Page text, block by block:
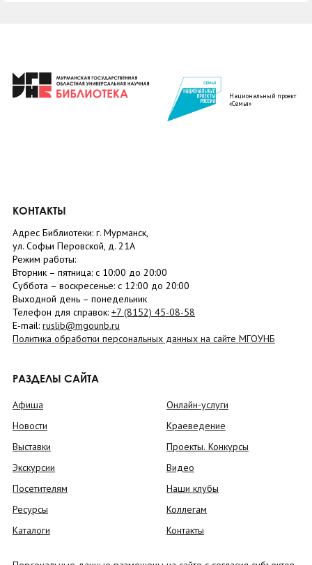
Национальный проект
«Семья»
КОНТАКТЫ
Адрес Библиотеки: г. Мурманск,
ул. Софьи Перовской, д. 21А
Режим работы:
Вторник – пятница: с 10:00 до 20:00
Суббота – воскресенье: c 12:00 до 20:00
Выходной день – понедельник
Телефон для справок: +7 (8152) 45-08-58
E-mail: ruslib@mgounb.ru
Политика обработки персональных данных на сайте МГОУНБ
РАЗДЕЛЫ САЙТА
Афиша
Новости
Выставки
Экскурсии
Посетителям
Ресурсы
Каталоги
Онлайн-услуги
Краеведение
Проекты. Конкурсы
Видео
Наши клубы
Коллегам
Контакты